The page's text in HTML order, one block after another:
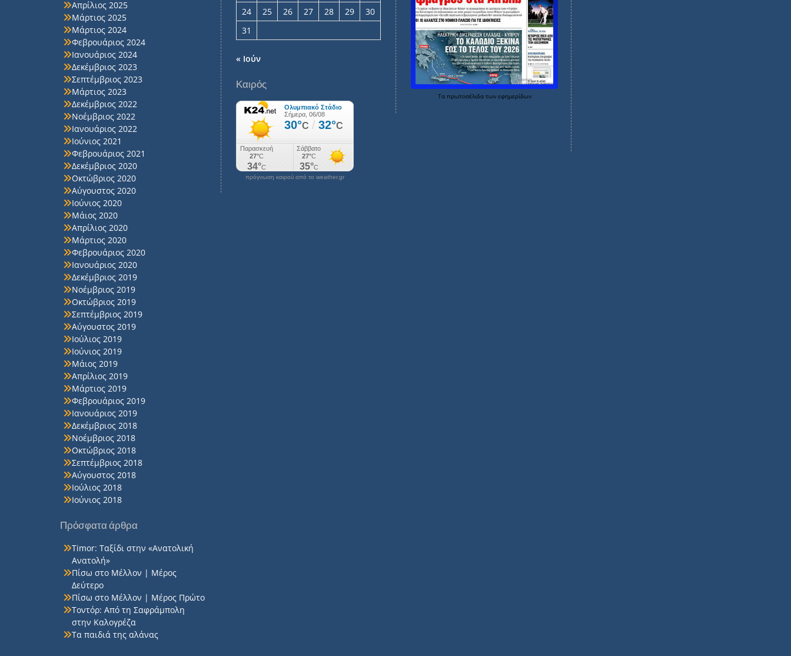
Απρίλιος 2025
Μάρτιος 2025
Μάρτιος 2024
Φεβρουάριος 2024
Ιανουάριος 2024
Δεκέμβριος 2023
Σεπτέμβριος 2023
Μάρτιος 2023
Δεκέμβριος 2022
Νοέμβριος 2022
Ιανουάριος 2022
Ιούνιος 2021
Φεβρουάριος 2021
Δεκέμβριος 2020
Οκτώβριος 2020
Αύγουστος 2020
Ιούνιος 2020
Μάιος 2020
Απρίλιος 2020
Μάρτιος 2020
Φεβρουάριος 2020
Ιανουάριος 2020
Δεκέμβριος 2019
Νοέμβριος 2019
Οκτώβριος 2019
Σεπτέμβριος 2019
Αύγουστος 2019
Ιούλιος 2019
Ιούνιος 2019
Μάιος 2019
Απρίλιος 2019
Μάρτιος 2019
Φεβρουάριος 2019
Ιανουάριος 2019
Δεκέμβριος 2018
Νοέμβριος 2018
Οκτώβριος 2018
Σεπτέμβριος 2018
Αύγουστος 2018
Ιούλιος 2018
Ιούνιος 2018
Πρόσφατα άρθρα
Timor: Ταξίδι στην «Ανατολική
Ανατολή»
Πίσω στο Μέλλον | Μέρος
Δεύτερο
Πίσω στο Μέλλον | Μέρος Πρώτο
Τοντόρ: Από τη Σαφράμπολη
στην Καλογρέζα
Τα παιδιά της αλάνας
24
25 26 27 28 29
30
31
« Ιούν
Καιρός
πρόγνωση καιρού από το weather.gr
Τα πρωτοσέλιδα των εφημερίδων